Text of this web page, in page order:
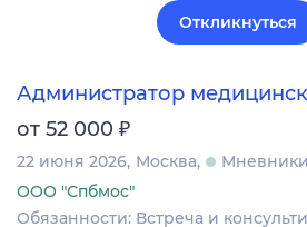
Откликнуться
Администратор
от 52 000 ₽
22 июня 2026 Москва
Мневники
ООО "Спбмос"
Обязанности: Встреча и